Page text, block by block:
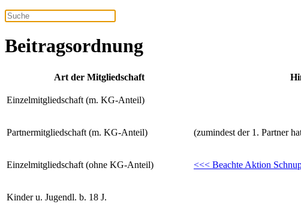
Beitragsordnung
Art der Mitgliedschaft
Einzelmitgliedschaft (m. KG-Anteil)
Partnermitgliedschaft (m. KG-Anteil) (zumindest der 1. Partner
Einzelmitgliedschaft (ohne KG-Anteil) <<< Beachte Aktion
Kinder u. Jugendl. b. 18 J.